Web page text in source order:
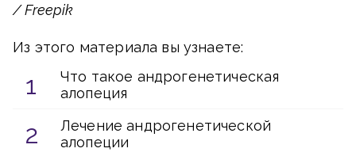
/ Freepik
Из этого материала вы узнаете:
Что такое андрогенетическая
алопеция
Лечение андрогенетической
алопеции